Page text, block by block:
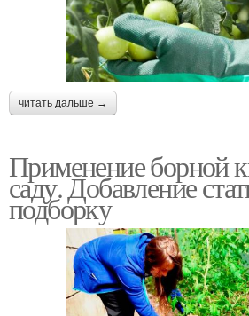
читать дальше →
Применение борной
саду. Добавление
подборку